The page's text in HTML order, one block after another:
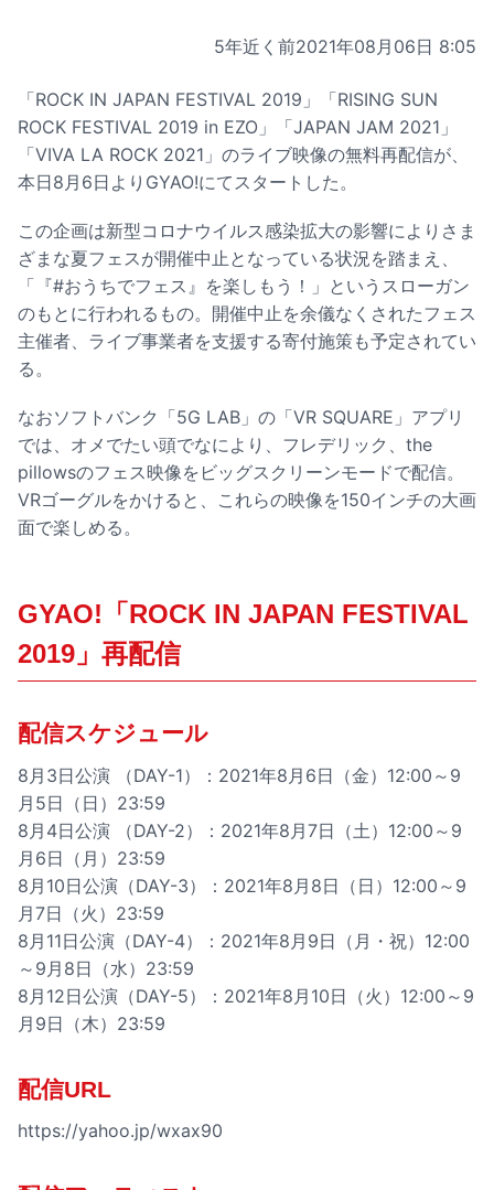
5年近く前2021年08月06日 8:05
「ROCK IN JAPAN FESTIVAL 2019」「RISING SUN
ROCK FESTIVAL 2019 in EZO」「JAPAN JAM 2021」
「VIVA LA ROCK 2021」のライブ映像の無料再配信が、
本日8月6日よりGYAO!にてスタートした。
この企画は新型コロナウイルス感染拡大の影響によりさま
ざまな夏フェスが開催中止となっている状況を踏まえ、
「『#おうちでフェス』を楽しもう！」というスローガン
のもとに行われるもの。開催中止を余儀なくされたフェス
主催者、ライブ事業者を支援する寄付施策も予定されてい
る。
なおソフトバンク「5G LAB」の「VR SQUARE」アプリ
では、オメでたい頭でなにより、フレデリック、the
pillowsのフェス映像をビッグスクリーンモードで配信。
VRゴーグルをかけると、これらの映像を150インチの大画
面で楽しめる。
GYAO!「ROCK IN JAPAN FESTIVAL
2019」再配信
配信スケジュール
8月3日公演 （DAY-1）：2021年8月6日（金）12:00～9
月5日（日）23:59
8月4日公演 （DAY-2）：2021年8月7日（土）12:00～9
月6日（月）23:59
8月10日公演（DAY-3）：2021年8月8日（日）12:00～9
月7日（火）23:59
8月11日公演（DAY-4）：2021年8月9日（月・祝）12:00
～9月8日（水）23:59
8月12日公演（DAY-5）：2021年8月10日（火）12:00～9
月9日（木）23:59
配信URL
https://yahoo.jp/wxax90